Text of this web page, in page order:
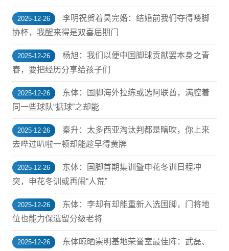
2025-12-26
李明祝贺着昊完婚：结婚前我们夺得喽脚
协杯，我醒来得是双喜届期门
2025-12-26
杨旭：我们以便中国脚球贡献罢本身之青
春，要把经历分享给孩子们
2025-12-26
东体：国脚海外拉练或选阿联酋，满腔着
同一些球队“掂球”之却能
2025-12-26
秦升：太多西亚淘汰判都是瞎吹，你上来
去哔过叭啦一顿却能趁早得黄牌
2025-12-26
东体：国脚首期集训暨申花冬训日程冲
突，申花冬训或再闹“人荒”
2025-12-26
东体：李却有却能重新入选国脚，门将地
位也能力保遗留分级老将
2025-12-26
东体晾晒崇明基地荣誉室最佳阵：武磊、